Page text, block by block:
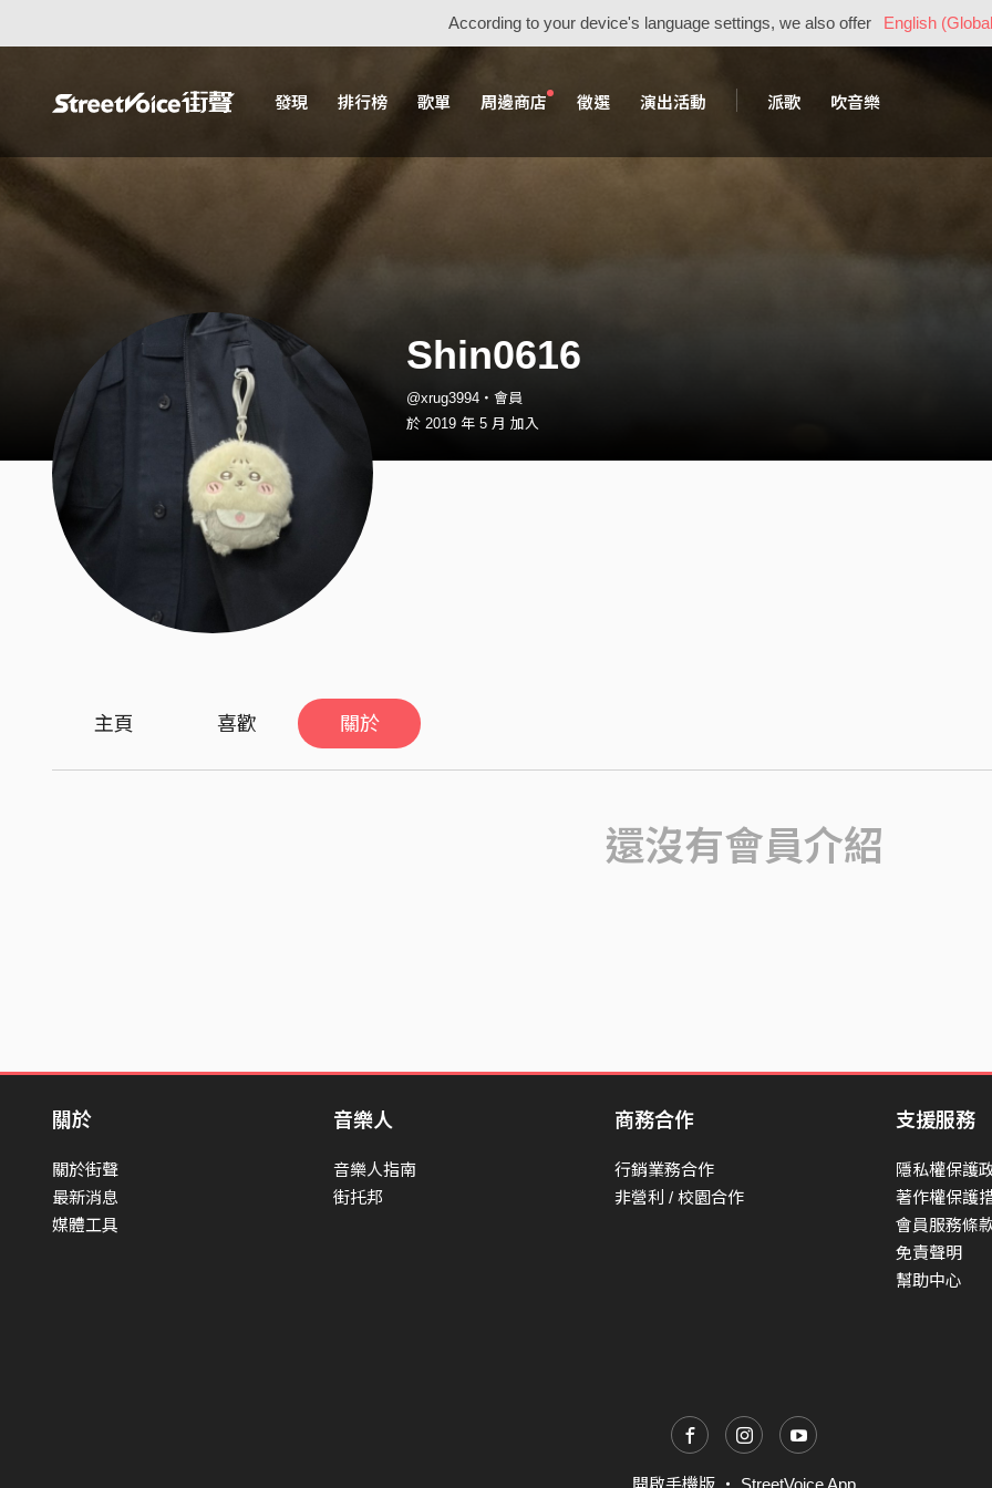
According to your device's language settings, we also offer English
發現 排行榜 歌單 周邊商店 徵選 演出活動 派歌 吹音樂
Shin0616
@xrug3994・會員
於 2019 年 5 月 加入
主頁 喜歡 關於
還沒有會員介紹
關於
關於街聲
最新消息
媒體工具
音樂人
音樂人指南
街托邦
商務合作
行銷業務合作
非營利 / 校園合作
支援服務
隱私權保護
著作權保護
會員服務條
免責聲明
幫助中心
開啟手機版 ・ StreetVoice App